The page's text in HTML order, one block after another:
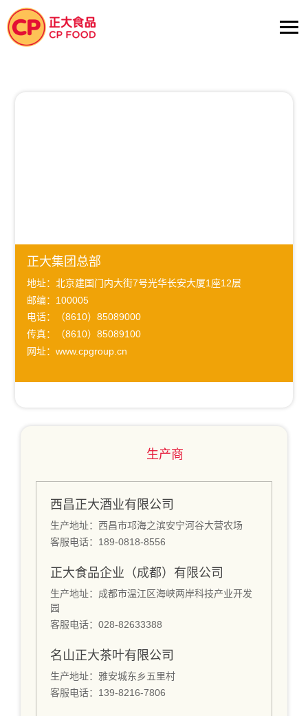
正大集团总部
地址：北京建国门内大街7号光华长安大厦1座12层
邮编：100005
电话：（8610）85089000
传真：（8610）85089100
网址：www.cpgroup.cn
生产商
西昌正大酒业有限公司
生产地址：西昌市邛海之滨安宁河谷大营农场
客服电话：189-0818-8556
正大食品企业（成都）有限公司
生产地址：成都市温江区海峡两岸科技产业开发
园
客服电话：028-82633388
名山正大茶叶有限公司
生产地址：雅安城东乡五里村
客服电话：139-8216-7806